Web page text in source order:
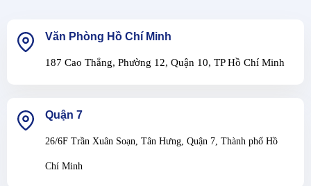
Văn Phòng Hồ Chí Minh
187 Cao Thắng, Phường 12, Quận 10, TP Hồ Chí Minh
Quận 7
26/6F Trần Xuân Soạn, Tân Hưng, Quận 7, Thành phố Hồ
Chí Minh